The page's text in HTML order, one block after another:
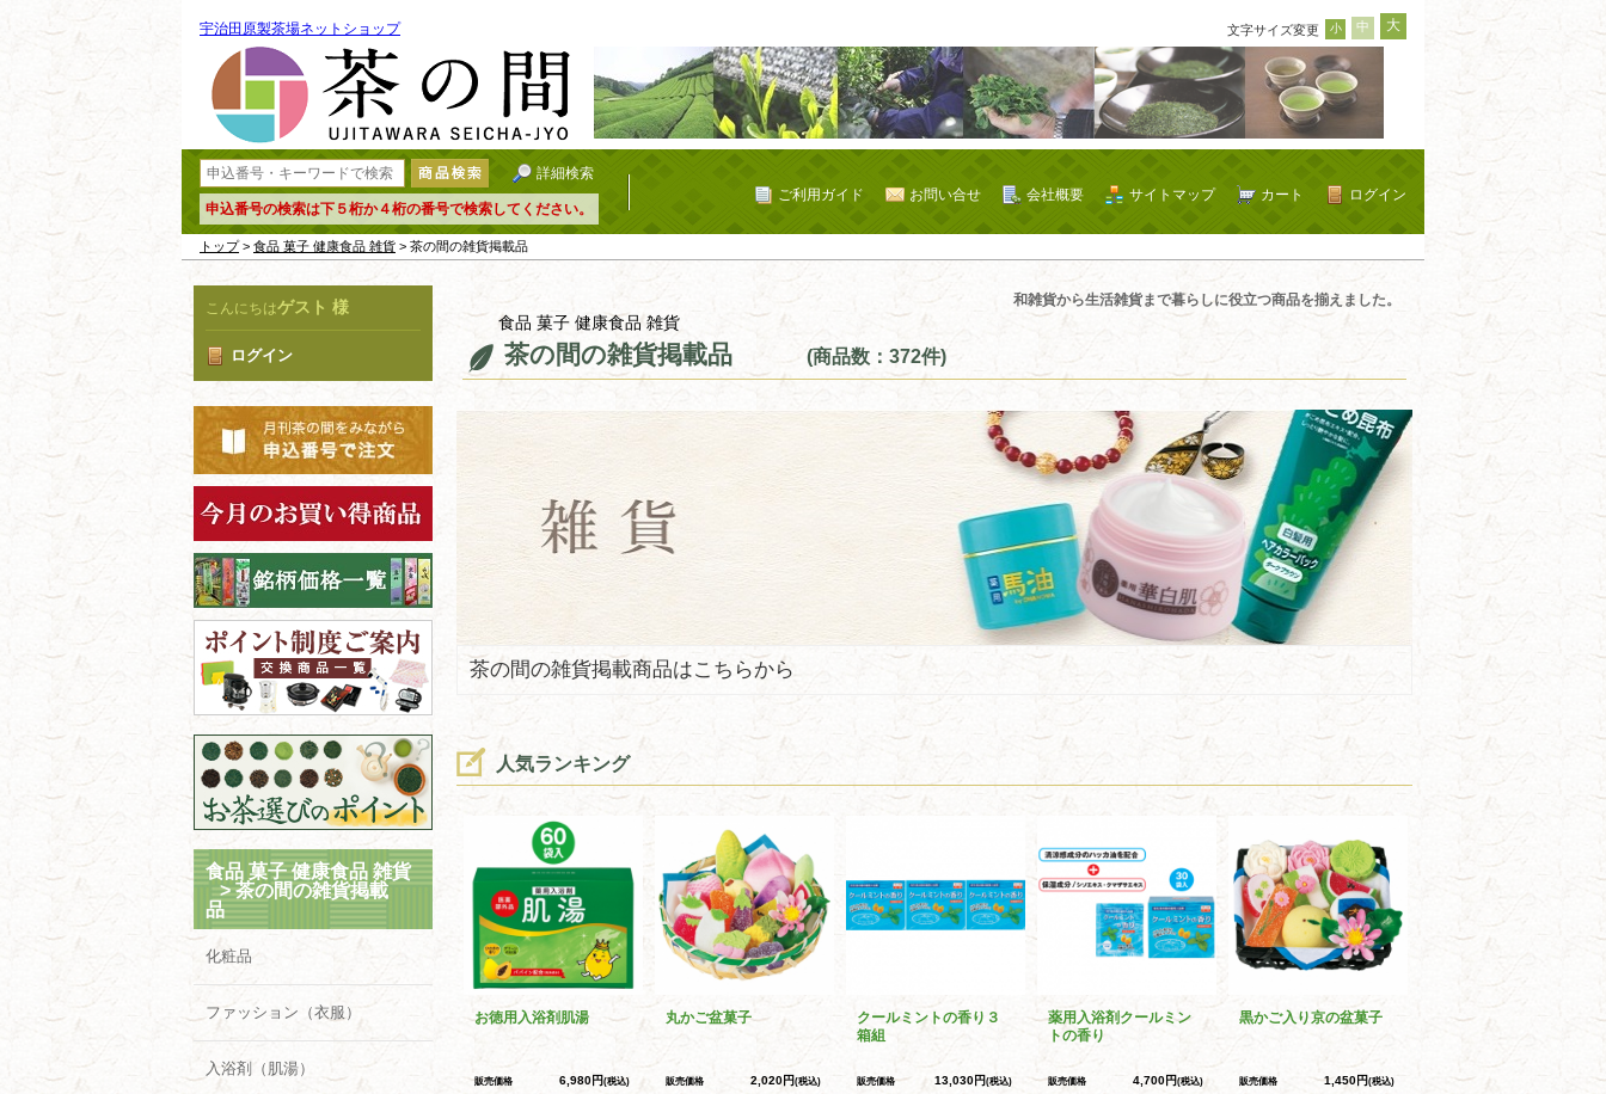
宇治田原製茶場ネットショップ 文字サイズ変更 小 中 大
詳細検索
申込番号の検索は下５桁か４桁の番号で検索してください。
ログイン
カート
サイトマップ
会社概要
お問い合せ
ご利用ガイド
トップ> 食品 菓子 健康食品 雑貨 > 茶の間の雑貨掲載品
こんにちはゲスト 様
ログイン
食品 菓子 健康食品 雑貨
>茶の間の雑貨掲載
品
化粧品
ファッション（衣服）
入浴剤（肌湯）
和雑貨から生活雑貨まで暮らしに役立つ商品を揃えました。
食品 菓子 健康食品 雑貨
茶の間の雑貨掲載品 (商品数：372件)
茶の間の雑貨掲載商品はこちらから
人気ランキング
お徳用入浴剤肌湯
販売価格 6,980円(税込)
丸かご盆菓子
販売価格 2,020円(税込)
クールミントの香り３
箱組
販売価格 13,030円(税込)
薬用入浴剤クールミン
トの香り
販売価格 4,700円(税込)
黒かご入り京の盆菓子
販売価格 1,450円(税込)